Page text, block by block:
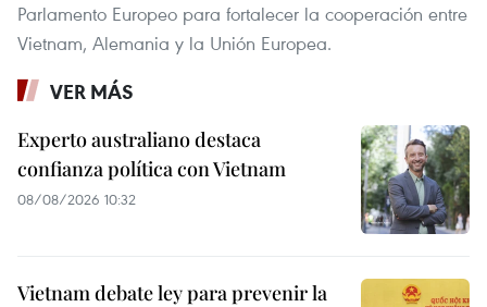
Parlamento Europeo para fortalecer la cooperación entre
Vietnam, Alemania y la Unión Europea.
VER MÁS
Experto australiano destaca
confianza política con Vietnam
08/08/2026 10:32
Vietnam debate ley para prevenir la